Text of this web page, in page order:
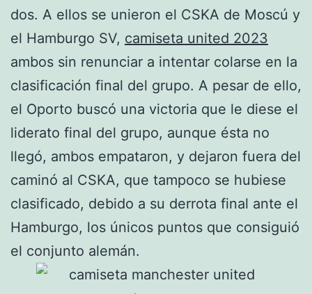
dos. A ellos se unieron el CSKA de Moscú y
el Hamburgo SV, camiseta united 2023
ambos sin renunciar a intentar colarse en la
clasificación final del grupo. A pesar de ello,
el Oporto buscó una victoria que le diese el
liderato final del grupo, aunque ésta no
llegó, ambos empataron, y dejaron fuera del
caminó al CSKA, que tampoco se hubiese
clasificado, debido a su derrota final ante el
Hamburgo, los únicos puntos que consiguió
el conjunto alemán.